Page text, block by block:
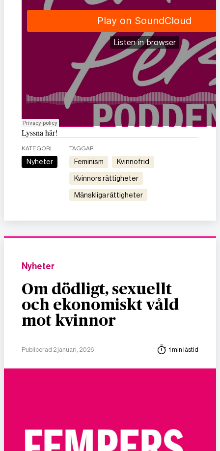
Lyssna här!
KATEGORI
Nyheter
TAGGAR
feminism kvinnofrid
kvinnors rättigheter
mänskliga rättigheter
Nyheter
Om dödligt, sexuellt
och ekonomiskt våld
mot kvinnor
Publicerad 2 januari, 2026 1 min lästid